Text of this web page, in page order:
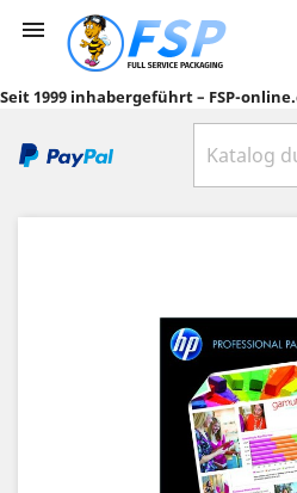

Seit 1999 inhabergeführt – FSP-